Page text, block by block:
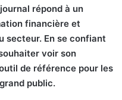
répond à un
financière et
secteur. En se confiant
voir son
de référence pour les
public.